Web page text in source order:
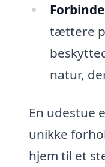
tættere
natur,
En udestue
unikke
hjem til et